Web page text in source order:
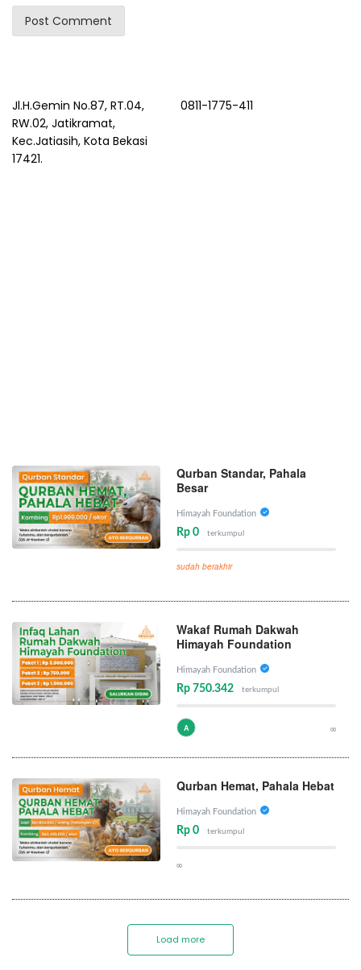
Jl.H.Gemin No.87, RT.04,
RW.02, Jatikramat,
Kec.Jatiasih, Kota Bekasi
17421.
0811-1775-411
Qurban Standar, Pahala
Besar
Himayah Foundation
Rp 0 terkumpul
sudah berakhir
Wakaf Rumah Dakwah
Himayah Foundation
Himayah Foundation
Rp 750.342 terkumpul
A ∞
Qurban Hemat, Pahala Hebat
Himayah Foundation
Rp 0 terkumpul
∞
Load more